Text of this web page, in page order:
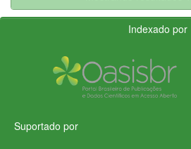
Indexado por
Suportado por